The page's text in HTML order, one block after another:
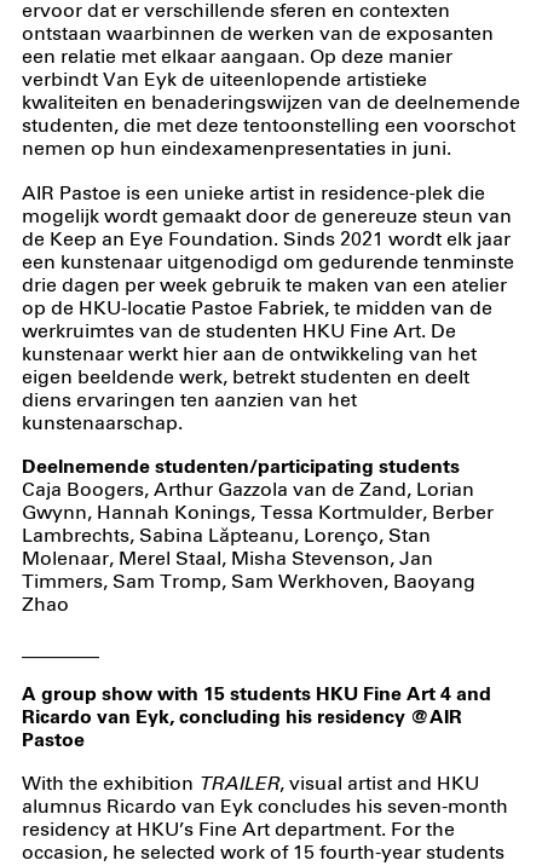
ervoor dat er verschillende sferen en contexten
ontstaan waarbinnen de werken van de exposanten
een relatie met elkaar aangaan. Op deze manier
verbindt Van Eyk de uiteenlopende artistieke
kwaliteiten en benaderingswijzen van de deelnemende
studenten, die met deze tentoonstelling een voorschot
nemen op hun eindexamenpresentaties in juni.
AIR Pastoe is een unieke artist in residence-plek die
mogelijk wordt gemaakt door de genereuze steun van
de Keep an Eye Foundation. Sinds 2021 wordt elk jaar
een kunstenaar uitgenodigd om gedurende tenminste
drie dagen per week gebruik te maken van een atelier
op de HKU-locatie Pastoe Fabriek, te midden van de
werkruimtes van de studenten HKU Fine Art. De
kunstenaar werkt hier aan de ontwikkeling van het
eigen beeldende werk, betrekt studenten en deelt
diens ervaringen ten aanzien van het
kunstenaarschap.
Deelnemende studenten/participating students
Caja Boogers, Arthur Gazzola van de Zand, Lorian
Gwynn, Hannah Konings, Tessa Kortmulder, Berber
Lambrechts, Sabina Lăpteanu, Lorenço, Stan
Molenaar, Merel Staal, Misha Stevenson, Jan
Timmers, Sam Tromp, Sam Werkhoven, Baoyang
Zhao
A group show with 15 students HKU Fine Art 4 and
Ricardo van Eyk, concluding his residency @AIR
Pastoe
With the exhibition TRAILER, visual artist and HKU
alumnus Ricardo van Eyk concludes his seven-month
residency at HKU’s Fine Art department. For the
occasion, he selected work of 15 fourth-year students